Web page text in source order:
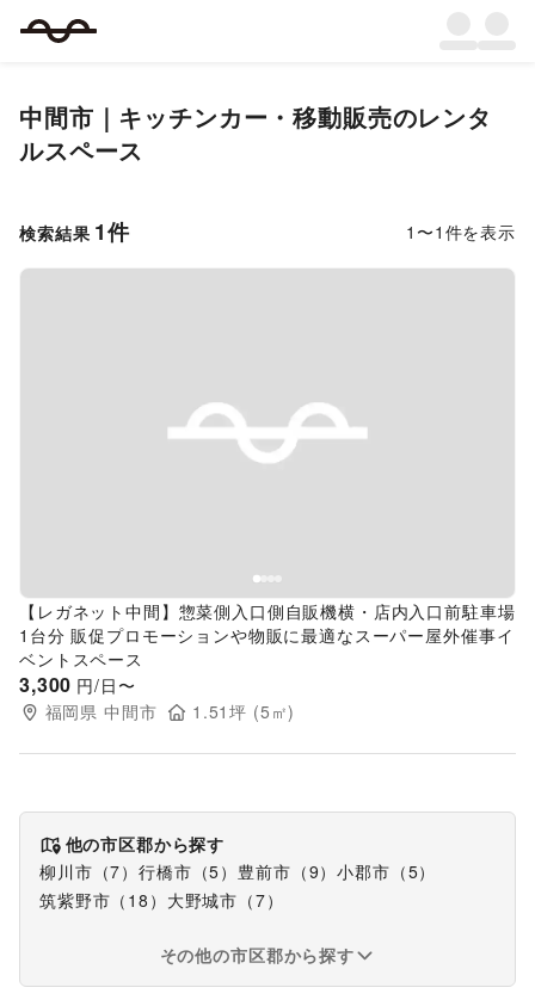
中間市 ｜ キッチンカー・移動販売のレンタ
ルスペース
検索結果 1件 1 〜1 件を表示
Previous slide
【レガネット中間】惣菜側入口側自販機横・店内入口前駐車場
1台分 販促プロモーションや物販に最適なスーパー屋外催事イ
ベントスペース
3,300 円/日〜
福岡県 中間市 1.51坪 (5 ㎡)
他の市区郡から探す
柳川市 （7）行橋市 （5） 豊前市 （9）小郡市 （5）
筑紫野市 （ 18 ） 大野城市 （7）
その他の市区郡から探す